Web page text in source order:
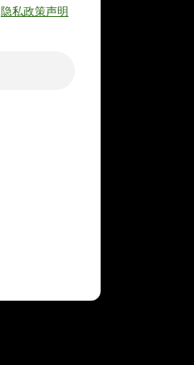
隐私政策声明